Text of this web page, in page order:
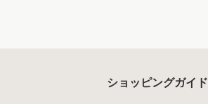
ショッピングガイド